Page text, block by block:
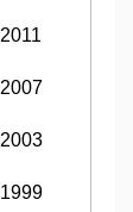
2011
2007
2003
1999